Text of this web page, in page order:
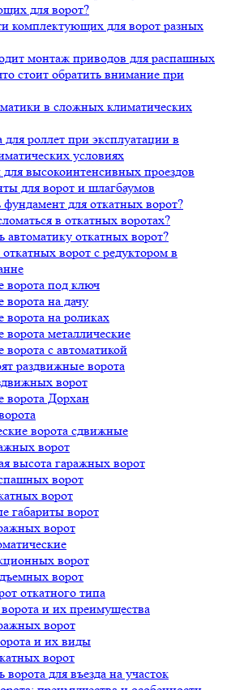
для ворот?
комплектующих для ворот разных
монтаж приводов для распашных
стоит обратить внимание при
в сложных климатических
роллет при эксплуатации в
условиях
высокоинтенсивных проездов
для ворот и шлагбаумов
фундамент для откатных ворот?
в откатных воротах?
автоматику откатных ворот?
ворот с редуктором в
ворота под ключ
на дачу
ворота на роликах
металлические
с автоматикой
раздвижные ворота
ворот
ворота Дорхан
ворота сдвижные
ворот
высота гаражных ворот
ворот
ворот
габариты ворот
ворот
ворот
ворот
откатного типа
и их преимущества
ворот
и их виды
ворот
ворота для въезда на участок